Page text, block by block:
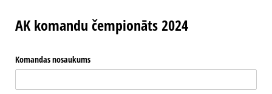
AK komandu čempionāts 2024
Komandas nosaukums